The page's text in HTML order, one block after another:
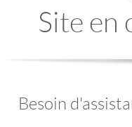
Site en
Besoin